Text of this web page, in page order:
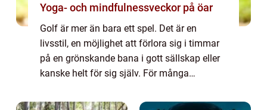
Yoga- och mindfulnessveckor på öar
Golf är mer än bara ett spel. Det är en
livsstil, en möjlighet att förlora sig i timmar
på en grönskande bana i gott sällskap eller
kanske helt för sig själv. För många